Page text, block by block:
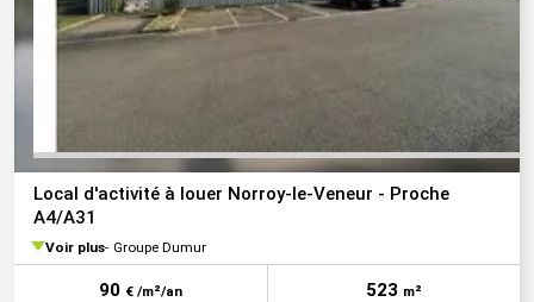
Local d'activité à louer Norroy-le-Veneur - Proche
A4/A31
Voir plus Groupe Dumur
90 € /m²/an 523 m²